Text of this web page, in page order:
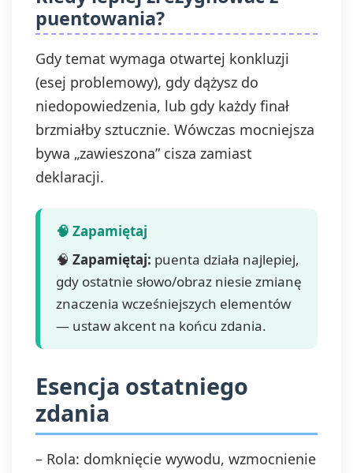
puentowania?
Gdy temat wymaga otwartej konkluzji
(esej problemowy), gdy dążysz do
niedopowiedzenia, lub gdy każdy finał
brzmiałby sztucznie. Wówczas mocniejsza
bywa „zawieszona” cisza zamiast
deklaracji.
🧠 Zapamiętaj: puenta działa najlepiej,
gdy ostatnie słowo/obraz niesie zmianę
znaczenia wcześniejszych elementów
— ustaw akcent na końcu zdania.
Esencja ostatniego
zdania
– Rola: domknięcie wywodu, wzmocnienie